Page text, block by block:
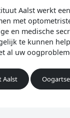
Aalst werkt
met
en medische
te kunnen
al uw
Aalst